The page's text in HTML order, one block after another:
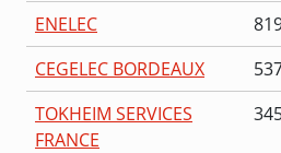
ENELEC
CEGELEC BORDEAUX
TOKHEIM SERVICES
FRANCE